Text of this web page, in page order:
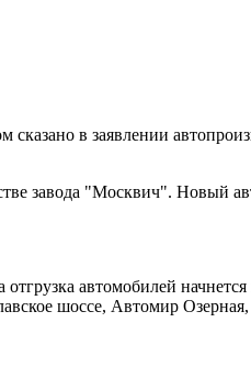
в заявлении
завода "Москвич". Новый
автомобилей
шоссе, Автомир